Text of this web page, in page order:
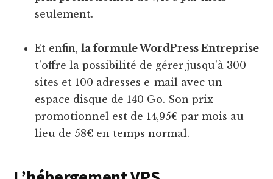
seulement.
Et enfin,la formule WordPress Entreprise
t’offre la possibilité de gérer jusqu’à 300
sites et 100 adresses e-mail avec un
espace disque de 140 Go. Son prix
promotionnel est de 14,95€ par mois au
lieu de 58€ en temps normal.